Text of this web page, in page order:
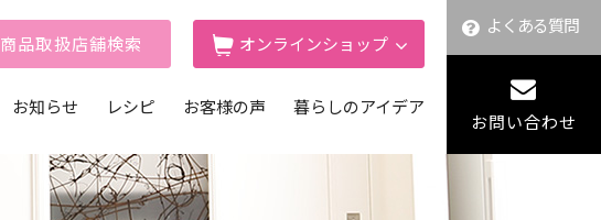
商品取扱店舗検索 オンラインショップ
お知らせ レシピ お客様の声 暮らしのアイデア
よくある質問
お問い合わせ